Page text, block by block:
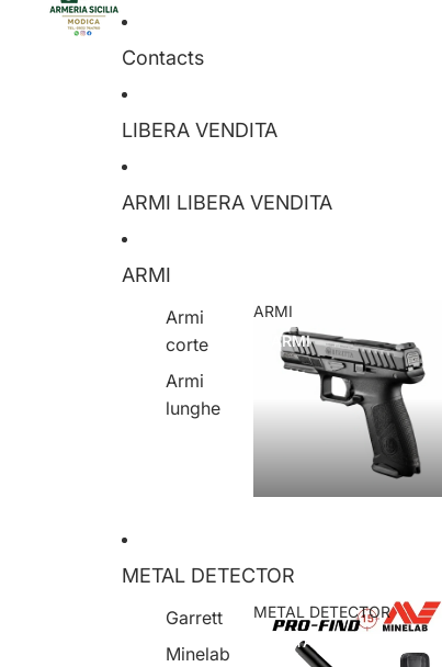
Contacts
LIBERA VENDITA
ARMI LIBERA VENDITA
ARMI
Armi
corte
Armi
lunghe
ARMI
ARMI
METAL DETECTOR
Garrett
Minelab
METAL DETECTOR
METAL DETECTOR